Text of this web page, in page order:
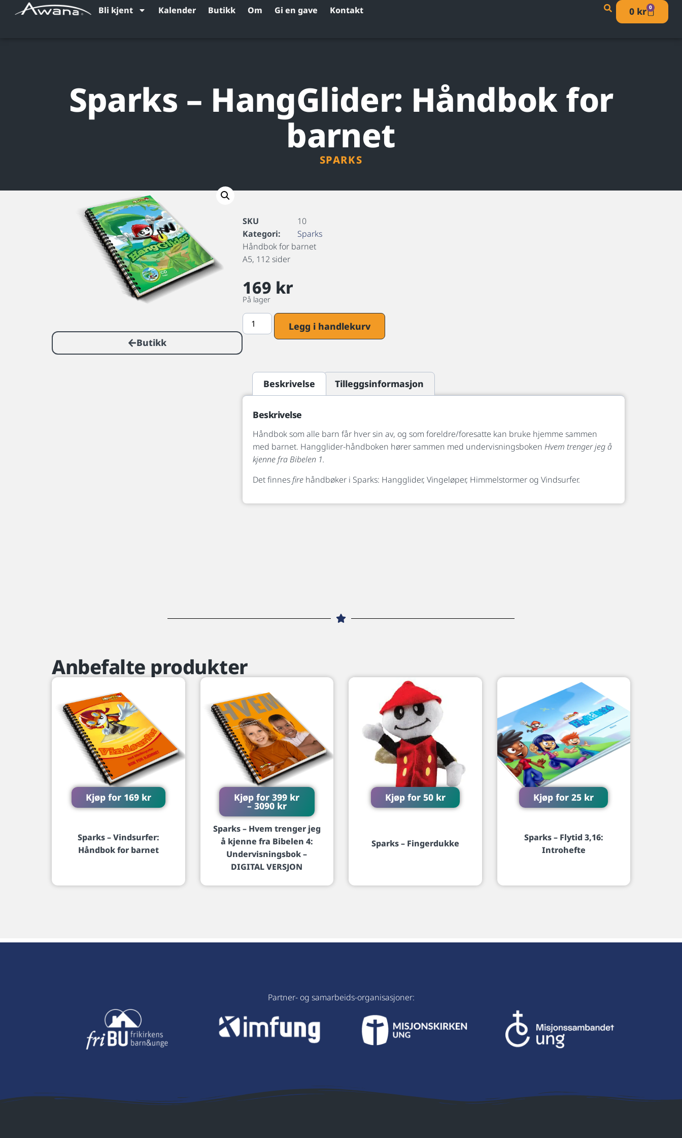
Bli kjent Kalender Butikk Om Gi en gave Kontakt 0 kr 0
Sparks – HangGlider: Håndbok for
barnet
SPARKS
Butikk
SKU
10
Kategori:
Sparks
Håndbok for barnet
A5, 112 sider
169 kr
På lager
Legg i handlekurv
Beskrivelse Tilleggsinformasjon
Beskrivelse
Håndbok som alle barn får hver sin av, og som foreldre/foresatte kan bruke hjemme sammen
med barnet. Hangglider-håndboken hører sammen med undervisningsbokenHvem trenger jeg å
kjenne fra Bibelen 1.
Det finnesfire håndbøker i Sparks: Hangglider, Vingeløper, Himmelstormer og Vindsurfer.
Anbefalte produkter
Kjøp for 169 kr
Sparks – Vindsurfer:
Håndbok for barnet
Kjøp for399 kr
– 3090 kr
Sparks – Hvem trenger jeg
å kjenne fra Bibelen 4:
Undervisningsbok –
DIGITAL VERSJON
Kjøp for 50 kr
Sparks – Fingerdukke
Kjøp for25 kr
Sparks – Flytid 3,16:
Introhefte
Partner- og samarbeids-organisasjoner: